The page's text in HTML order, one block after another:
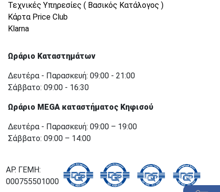
Τεχνικές Υπηρεσίες ( Βασικός Κατάλογος )
Κάρτα Price Club
Klarna
Ωράριο Καταστημάτων
Δευτέρα - Παρασκευή: 09:00 - 21:00
Σάββατο: 09:00 - 16:30
Ωράριο MEGA καταστήματος Κηφισού
Δευτέρα - Παρασκευή: 09:00 – 19:00
Σάββατο: 09:00 – 14:00
ΑΡ. ΓΕΜΗ:
000755501000